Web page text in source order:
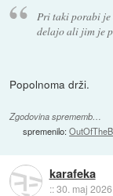
Pri taki porabi je
delajo ali jim je
Popolnoma drži.
Zgodovina sprememb…
spremenilo:
karafeka
::30. maj